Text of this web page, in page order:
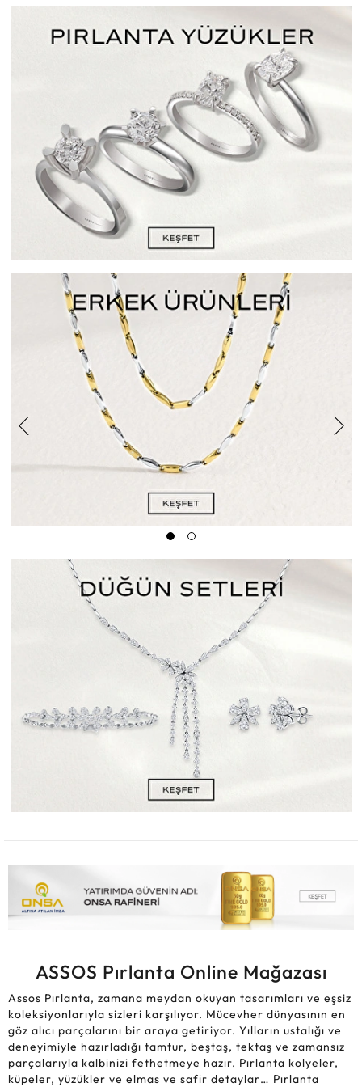
ASSOS Pırlanta Online Mağazası
Assos Pırlanta, zamana meydan okuyan tasarımları ve eşsiz
koleksiyonlarıyla sizleri karşılıyor. Mücevher dünyasının en
göz alıcı parçalarını bir araya getiriyor. Yılların ustalığı ve
deneyimiyle hazırladığı tamtur, beştaş, tektaş ve zamansız
parçalarıyla kalbinizi fethetmeye hazır. Pırlanta kolyeler,
küpeler, yüzükler ve elmas ve safir detaylar… Pırlanta